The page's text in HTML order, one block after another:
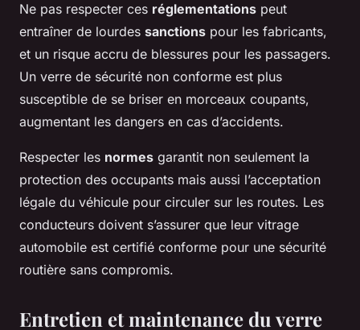
Ne pas respecter ces réglementations peut
entraîner de lourdes sanctions pour les fabricants,
et un risque accru de blessures pour les passagers.
Un verre de sécurité non conforme est plus
susceptible de se briser en morceaux coupants,
augmentant les dangers en cas d’accidents.
Respecter les normes garantit non seulement la
protection des occupants mais aussi l’acceptation
légale du véhicule pour circuler sur les routes. Les
conducteurs doivent s’assurer que leur vitrage
automobile est certifié conforme pour une sécurité
routière sans compromis.
Entretien et maintenance du verre